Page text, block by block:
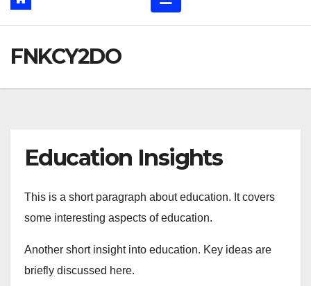
FNKCY2DO
Education Insights
This is a short paragraph about education. It covers
some interesting aspects of education.
Another short insight into education. Key ideas are
briefly discussed here.